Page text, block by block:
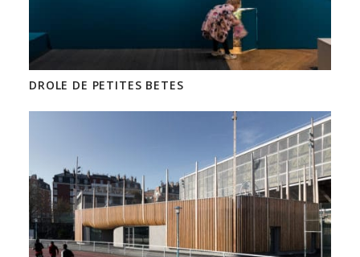
DROLE DE PETITES BETES